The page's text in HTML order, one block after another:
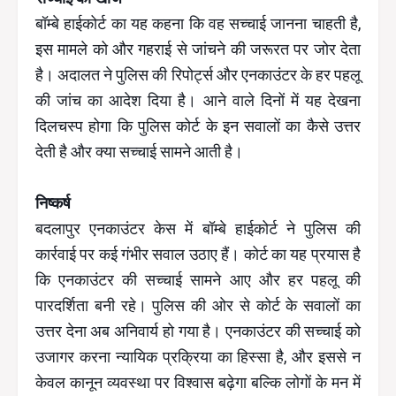
बॉम्बे हाईकोर्ट का यह कहना कि वह सच्चाई जानना चाहती है,
इस मामले को और गहराई से जांचने की जरूरत पर जोर देता
है। अदालत ने पुलिस की रिपोर्ट्स और एनकाउंटर के हर पहलू
की जांच का आदेश दिया है। आने वाले दिनों में यह देखना
दिलचस्प होगा कि पुलिस कोर्ट के इन सवालों का कैसे उत्तर
देती है और क्या सच्चाई सामने आती है।
निष्कर्ष
बदलापुर एनकाउंटर केस में बॉम्बे हाईकोर्ट ने पुलिस की
कार्रवाई पर कई गंभीर सवाल उठाए हैं। कोर्ट का यह प्रयास है
कि एनकाउंटर की सच्चाई सामने आए और हर पहलू की
पारदर्शिता बनी रहे। पुलिस की ओर से कोर्ट के सवालों का
उत्तर देना अब अनिवार्य हो गया है। एनकाउंटर की सच्चाई को
उजागर करना न्यायिक प्रक्रिया का हिस्सा है, और इससे न
केवल कानून व्यवस्था पर विश्वास बढ़ेगा बल्कि लोगों के मन में